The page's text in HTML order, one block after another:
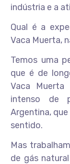
indústria e a
Qual é a
Vaca Muerta,
Temos uma
que é de
Vaca
intenso de
Argentina,
sentido.
Mas
de gás